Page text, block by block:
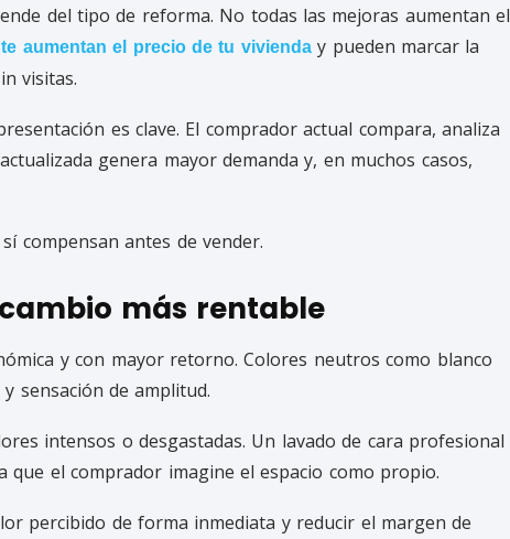
del tipo de reforma. No todas las mejoras aumentan el
aumentan el precio de tu vivienday pueden marcar la
visitas.
es clave. El comprador actual compara, analiza
genera mayor demanda y, en muchos casos,
compensan antes de vender.
más rentable
y con mayor retorno. Colores neutros como blanco
sensación de amplitud.
intensos o desgastadas. Un lavado de cara profesional
que el comprador imagine el espacio como propio.
percibido de forma inmediata y reducir el margen de